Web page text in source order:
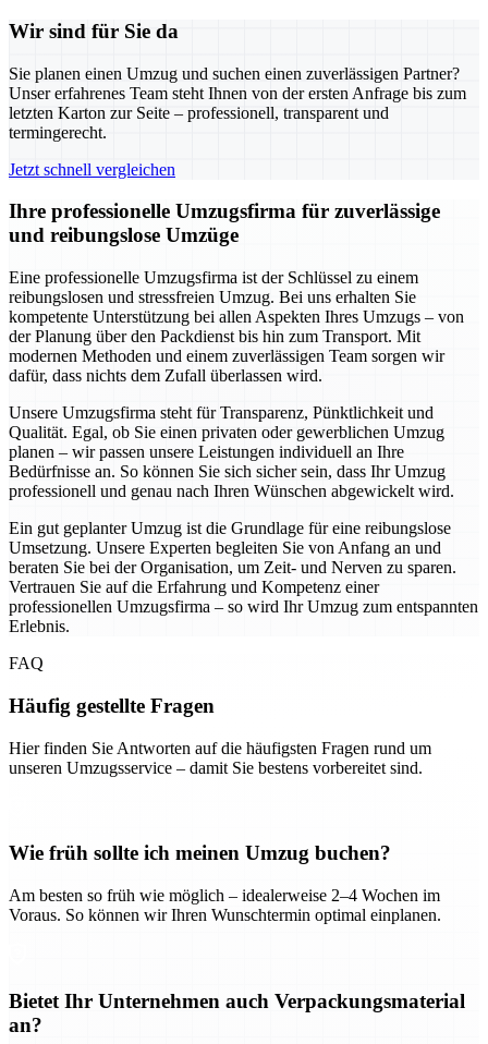
Wir sind für Sie da
Sie planen einen Umzug und suchen einen zuverlässigen Partner?
Unser erfahrenes Team steht Ihnen von der ersten Anfrage bis zum
letzten Karton zur Seite – professionell, transparent und
termingerecht.
Jetzt schnell vergleichen
Ihre professionelle Umzugsfirma für zuverlässige
und reibungslose Umzüge
Eine professionelle Umzugsfirma ist der Schlüssel zu einem
reibungslosen und stressfreien Umzug. Bei uns erhalten Sie
kompetente Unterstützung bei allen Aspekten Ihres Umzugs – von
der Planung über den Packdienst bis hin zum Transport. Mit
modernen Methoden und einem zuverlässigen Team sorgen wir
dafür, dass nichts dem Zufall überlassen wird.
Unsere Umzugsfirma steht für Transparenz, Pünktlichkeit und
Qualität. Egal, ob Sie einen privaten oder gewerblichen Umzug
planen – wir passen unsere Leistungen individuell an Ihre
Bedürfnisse an. So können Sie sich sicher sein, dass Ihr Umzug
professionell und genau nach Ihren Wünschen abgewickelt wird.
Ein gut geplanter Umzug ist die Grundlage für eine reibungslose
Umsetzung. Unsere Experten begleiten Sie von Anfang an und
beraten Sie bei der Organisation, um Zeit- und Nerven zu sparen.
Vertrauen Sie auf die Erfahrung und Kompetenz einer
professionellen Umzugsfirma – so wird Ihr Umzug zum entspannten
Erlebnis.
FAQ
Häufig gestellte Fragen
Hier finden Sie Antworten auf die häufigsten Fragen rund um
unseren Umzugsservice – damit Sie bestens vorbereitet sind.
Wie früh sollte ich meinen Umzug buchen?
Am besten so früh wie möglich – idealerweise 2–4 Wochen im
Voraus. So können wir Ihren Wunschtermin optimal einplanen.
Bietet Ihr Unternehmen auch Verpackungsmaterial
an?